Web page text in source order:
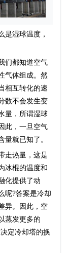
是湿球温度，
们都知道空气
气体组成。然
相互转化的速
数不会发生变
量，所谓湿球
此，一旦空气
就已知了。
热量，这是
冰棍的温度和
化提供了动
呢?答案是冷却
异。因此，空
蒸发更多的
定冷却塔的换